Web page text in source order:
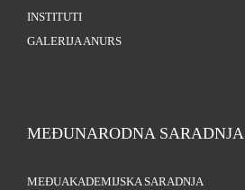
INSTITUTI
GALERIJA ANURS
MEĐUNARODNA SARADNJA
MEĐUAKADEMIJSKA SARADNJA